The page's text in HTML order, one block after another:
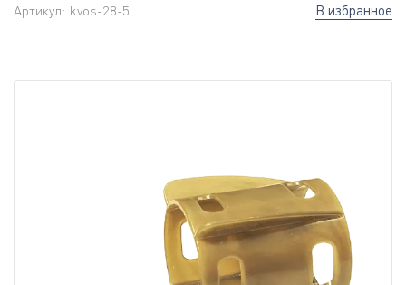
Артикул: kvos-28-5 В избранное